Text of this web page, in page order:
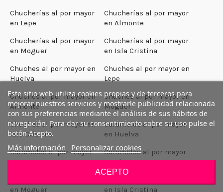
Chucherías al por mayor
en Lepe
Chucherías al por mayor
en Almonte
Chucherías al por mayor
en Moguer
Chucherías al por mayor
en Isla Cristina
Chuches al por mayor en
Huelva
Chuches al por mayor en
Lepe
Chuches al por mayor en
Almonte
Chuches al por mayor en
Moguer
Chuches al por mayor en
Isla Cristina
Caramelos al por mayor
en Huelva
Caramelos al por mayor
en Lepe
Caramelos al por mayor
en Almonte
en Moguer
en Isla Cristina
Este sitio web utiliza cookies propias y de terceros para
mejorar nuestros servicios y mostrarle publicidad relacionada
con sus preferencias mediante el análisis de sus hábitos de
navegación. Para dar su consentimiento sobre su uso pulse el
botón Acepto.
Más información Personalizar cookies
ACEPTO